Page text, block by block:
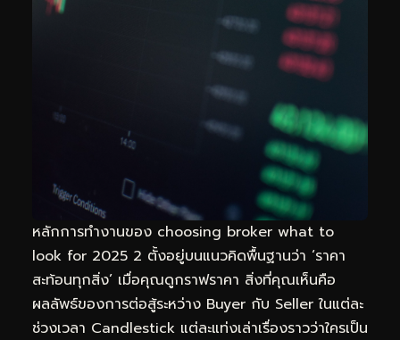
หลักการทำงานของ choosing broker what to
look for 2025 2 ตั้งอยู่บนแนวคิดพื้นฐานว่า ‘ราคา
สะท้อนทุกสิ่ง’ เมื่อคุณดูกราฟราคา สิ่งที่คุณเห็นคือ
ผลลัพธ์ของการต่อสู้ระหว่าง Buyer กับ Seller ในแต่ละ
ช่วงเวลา Candlestick แต่ละแท่งเล่าเรื่องราวว่าใครเป็น